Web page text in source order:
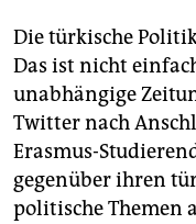
Die türkische
Das ist nicht
unabhängige
Twitter nach
Erasmus-
gegenüber ihren
politische Themen